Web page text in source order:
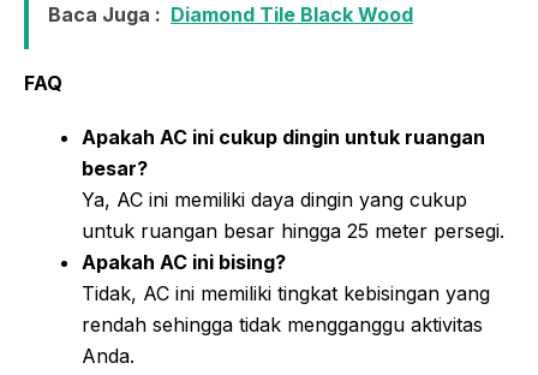
Baca Juga : Diamond Tile Black Wood
FAQ
Apakah AC ini cukup dingin untuk ruangan
besar?
Ya, AC ini memiliki daya dingin yang cukup
untuk ruangan besar hingga 25 meter persegi.
Apakah AC ini bising?
Tidak, AC ini memiliki tingkat kebisingan yang
rendah sehingga tidak mengganggu aktivitas
Anda.